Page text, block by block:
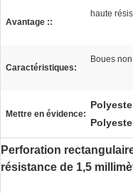
Avantage ::
haute
Caractéristiques:
Boues
Mettre en évidence:
Perforation
résistance de 1,5